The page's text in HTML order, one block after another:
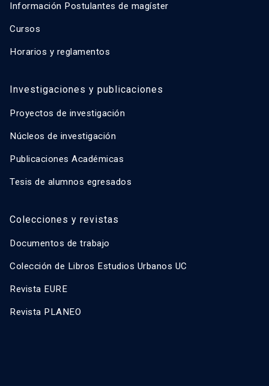
Información Postulantes de magíster
Cursos
Horarios y reglamentos
Investigaciones y publicaciones
Proyectos de investigación
Núcleos de investigación
Publicaciones Académicas
Tesis de alumnos egresados
Colecciones y revistas
Documentos de trabajo
Colección de Libros Estudios Urbanos UC
Revista EURE
Revista PLANEO